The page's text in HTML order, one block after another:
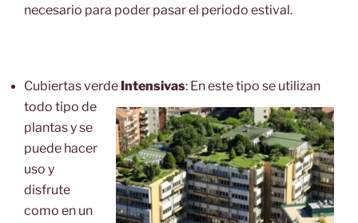
necesario para poder pasar el periodo estival.
Cubiertas verde Intensivas: En este tipo se utilizan
todo tipo de
plantas y se
puede hacer
uso y
disfrute
como en un